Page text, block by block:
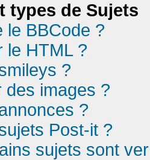
types de Sujets
le BBCode ?
le HTML ?
?
des images ?
?
Post-it ?
sujets sont